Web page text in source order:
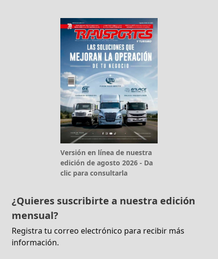
Versión en línea de nuestra
edición de agosto 2026 - Da
clic para consultarla
¿Quieres suscribirte a nuestra edición
mensual?
Registra tu correo electrónico para recibir más
información.